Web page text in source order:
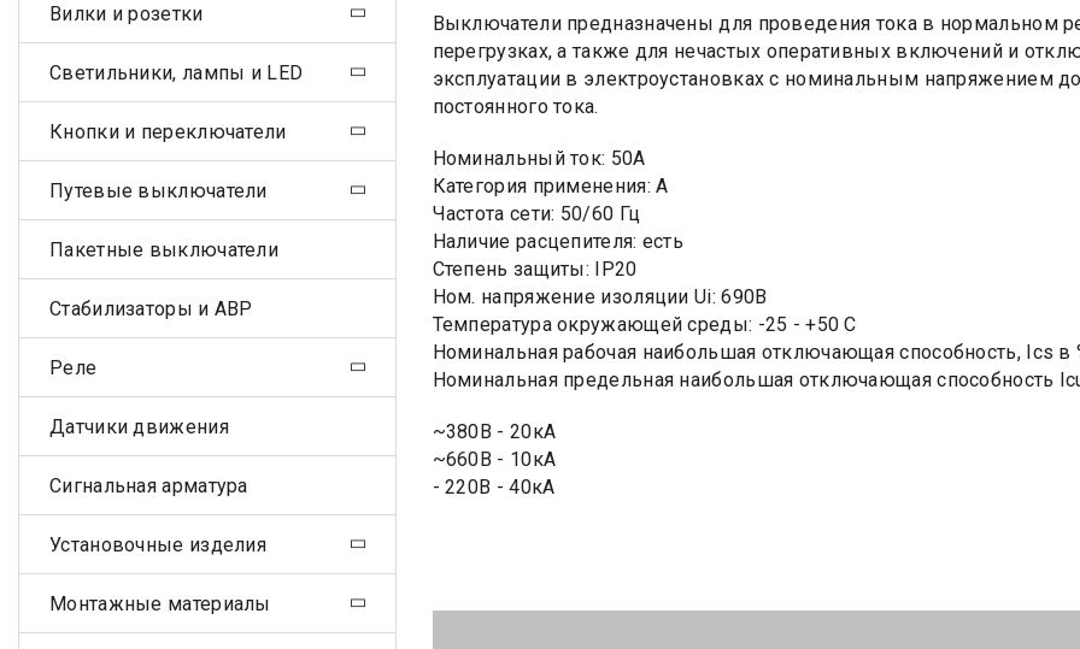
Выключатели предназначены для проведения тока в нормальном
перегрузках, а также для нечастых оперативных включений и
эксплуатации в электроустановках с номинальным напряжением
постоянного тока.
Номинальный ток: 50А
Категория применения: А
Частота сети: 50/60 Гц
Наличие расцепителя: есть
Степень защиты: IP20
Ном. напряжение изоляции Ui: 690В
Температура окружающей среды: -25 - +50 С
Номинальная рабочая наибольшая отключающая способность, Ics в
Номинальная предельная наибольшая отключающая способность
~380В - 20кА
~660В - 10кА
- 220В - 40кА
Вилки и розетки
Светильники, лампы и LED
Кнопки и переключатели
Путевые выключатели
Пакетные выключатели
Стабилизаторы и АВР
Реле
Датчики движения
Сигнальная арматура
Установочные изделия
Монтажные материалы